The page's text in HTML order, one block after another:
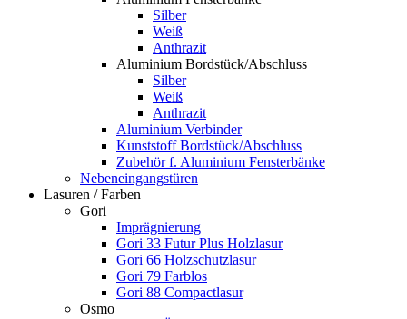
Silber
Weiß
Anthrazit
Aluminium Bordstück/Abschluss
Silber
Weiß
Anthrazit
Aluminium Verbinder
Kunststoff Bordstück/Abschluss
Zubehör f. Aluminium Fensterbänke
Nebeneingangstüren
Lasuren / Farben
Gori
Imprägnierung
Gori 33 Futur Plus Holzlasur
Gori 66 Holzschutzlasur
Gori 79 Farblos
Gori 88 Compactlasur
Osmo